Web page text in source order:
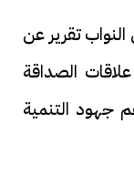
تقرير عن
علاقات الصداقة
جهود التنمية